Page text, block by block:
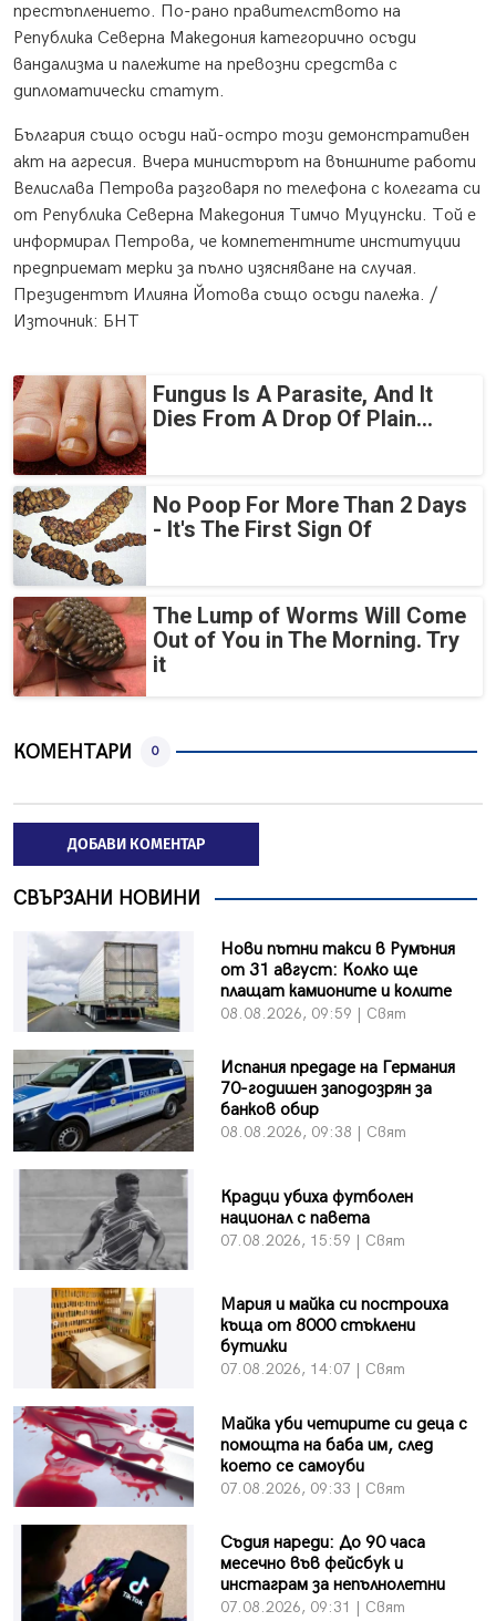
престъплението. По-рано правителството на
Република Северна Македония категорично осъди
вандализма и палежите на превозни средства с
дипломатически статут.
България също осъди най-остро този демонстративен
акт на агресия. Вчера министърът на външните работи
Велислава Петрова разговаря по телефона с колегата си
от Република Северна Македония Тимчо Муцунски. Той е
информирал Петрова, че компетентните институции
предприемат мерки за пълно изясняване на случая.
Президентът Илияна Йотова също осъди палежа. /
Източник: БНТ
Fungus Is A Parasite, And It
Dies From A Drop Of Plain...
No Poop For More Than 2 Days
- It's The First Sign Of
The Lump of Worms Will Come
Out of You in The Morning. Try
it
КОМЕНТАРИ 0
ДОБАВИ КОМЕНТАР
СВЪРЗАНИ НОВИНИ
Нови пътни такси в Румъния
от 31 август: Колко ще
плащат камионите и колите
08.08.2026, 09:59 | Свят
Испания предаде на Германия
70-годишен заподозрян за
банков обир
08.08.2026, 09:38 | Свят
Крадци убиха футболен
национал с павета
07.08.2026, 15:59 | Свят
Мария и майка си построиха
къща от 8000 стъклени
бутилки
07.08.2026, 14:07 | Свят
Майка уби четирите си деца с
помощта на баба им, след
което се самоуби
07.08.2026, 09:33 | Свят
Съдия нареди: До 90 часа
месечно във фейсбук и
инстаграм за непълнолетни
07.08.2026, 09:31 | Свят